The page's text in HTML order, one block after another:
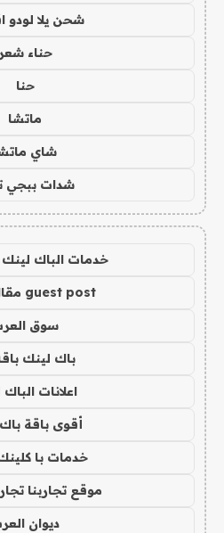
شحن يلا لودو
حناء شعر
حنا
ماتشا
شاي
شدات ببجي
خدمات الباك
guest post مقال ضيف
سوق
باك لينك باقة
اعلانات
أقوى باقة
خدمات با كلينك
موقع تجاربنا
ديوان